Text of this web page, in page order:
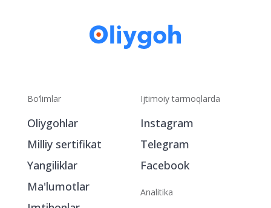
Bo‘limlar
Oliygohlar
Milliy sertifikat
Yangiliklar
Ma'lumotlar
Ijtimoiy tarmoqlarda
Instagram
Telegram
Facebook
Analitika